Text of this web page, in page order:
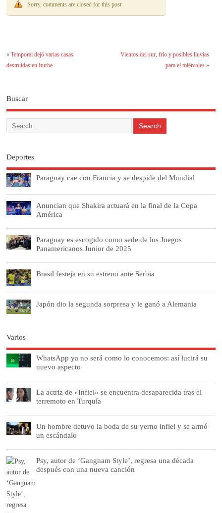
Sorry, comments are closed for this post
«Temporal dejó varias casas
destruídas en Iturbe
Vientos del sur, frío y posibles lluvias
para el miércoles»
Buscar
Deportes
Paraguay cae con Francia y se despide del Mundial
Anuncian que Shakira actuará en la final de la Copa
América
Paraguay es escogido como sede de los Juegos
Panamericanos Junior de 2025
Brasil festeja en su estreno ante Serbia
Japón dio la segunda sorpresa y le ganó a Alemania
Varios
WhatsApp ya no será como lo conocemos: así lucirá su
nuevo aspecto
La actriz de «Infiel» se encuentra desaparecida tras el
terremoto en Turquía
Un hombre detuvo la boda de su yerno infiel y se armó
un escándalo
Psy, autor de ‘Gangnam Style’, regresa una década
después con una nueva canción